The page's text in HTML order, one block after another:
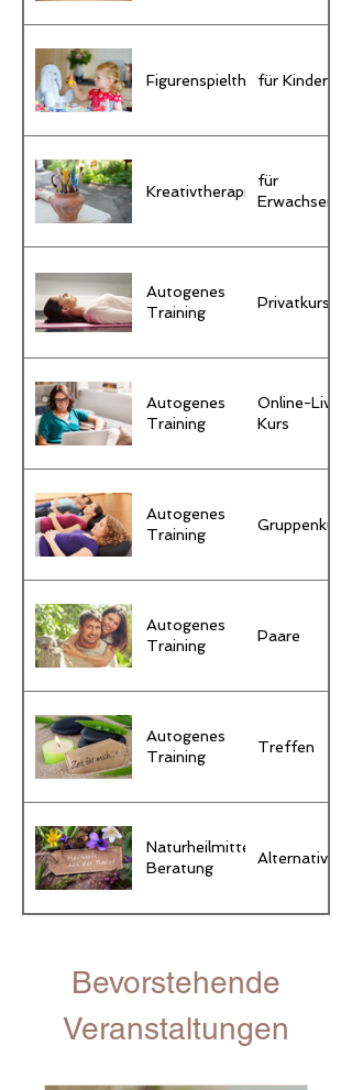
Figurenspieltherapiefür Kinder
Kreativtherapie
für
Erwachsene
Autogenes
Training
Privatkurs
Autogenes
Training
Online-Live-
Kurs
Autogenes
Training
Gruppenkurs
Autogenes
Training
Paare
Autogenes
Training
Treffen
Naturheilmittel-
Beratung
Bevorstehende
Veranstaltungen